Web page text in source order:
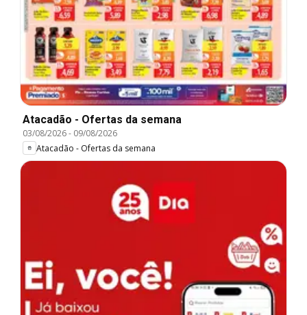
Atacadão - Ofertas da semana
03/08/2026- 09/08/2026
Atacadão - Ofertas da semana